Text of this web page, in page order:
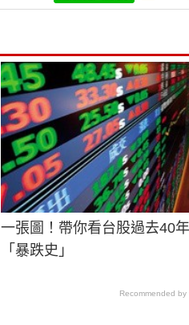
一張圖！帶你看台股過去40
「暴跌史」
Recommended by